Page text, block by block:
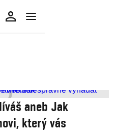
aneb Jak
který vás